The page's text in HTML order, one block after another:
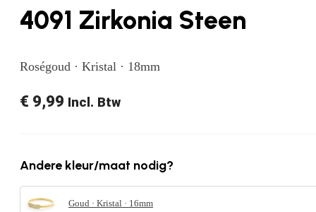
4091 Zirkonia Steen
Roségoud · Kristal · 18mm
€ 9,99 Incl. Btw
Andere kleur/maat nodig?
Goud · Kristal · 16mm